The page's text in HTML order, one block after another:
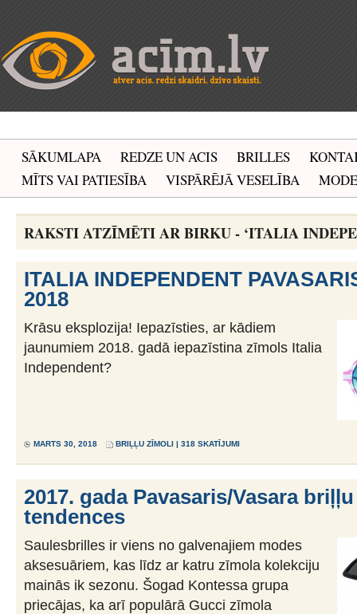
SĀKUMLAPA REDZE UN ACIS BRILLES
MĪTS VAI PATIESĪBA
VISPĀRĒJĀ VESELĪBA MODE
RAKSTI ATZĪMĒTI AR BIRKU - ‘ITALIA
ITALIA INDEPENDENT
2018
Krāsu eksplozija! Iepazīsties, ar kādiem
jaunumiem 2018. gadā iepazīstina zīmols Italia
Independent?
MARTS 30, 2018 BRIĻĻU ZĪMOLI | 318 SKATĪJUMI
2017. gada Pavasaris/Vasara
tendences
Saulesbrilles ir viens no galvenajiem modes
aksesuāriem, kas līdz ar katru zīmola kolekciju
mainās ik sezonu. Šogad Kontessa grupa
priecājas, ka arī populārā Gucci zīmola